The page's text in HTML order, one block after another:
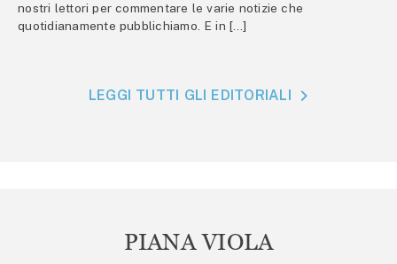
nostri lettori per commentare le varie notizie che
quotidianamente pubblichiamo. E in […]
LEGGI TUTTI GLI EDITORIALI
PIANA VIOLA